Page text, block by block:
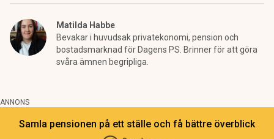
Matilda Habbe
Bevakar i huvudsak privatekonomi, pension och
bostadsmarknad för Dagens PS. Brinner för att göra
svåra ämnen begripliga.
ANNONS
Samla pensionen på ett ställe och få bättre överblick